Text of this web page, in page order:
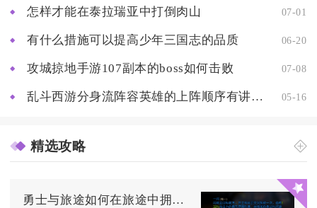
怎样才能在泰拉瑞亚中打倒肉山 07-01
有什么措施可以提高少年三国志的品质 06-20
攻城掠地手游107副本的boss如何击败 07-08
乱斗西游分身流阵容英雄的上阵顺序有讲究吗 05-16
精选攻略
勇士与旅途如何在旅途中拥有一张ss卡s卡升级